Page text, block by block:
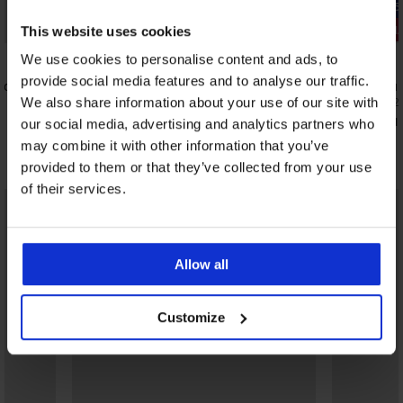
This website uses cookies
We use cookies to personalise content and ads, to
provide social media features and to analyse our traffic.
We also share information about your use of our site with
our social media, advertising and analytics partners who
may combine it with other information that you’ve
provided to them or that they’ve collected from your use
of their services.
Allow all
Customize
5
Line
Отстъпка -50%
Бразилски бикини Dina II с модал
4,09 €(8,00 лв.)8,19 €
-25% ALL25
3+1
Бразилски
8,19 €(16,02
6,14 €(12,01
Открийте подобни артикули